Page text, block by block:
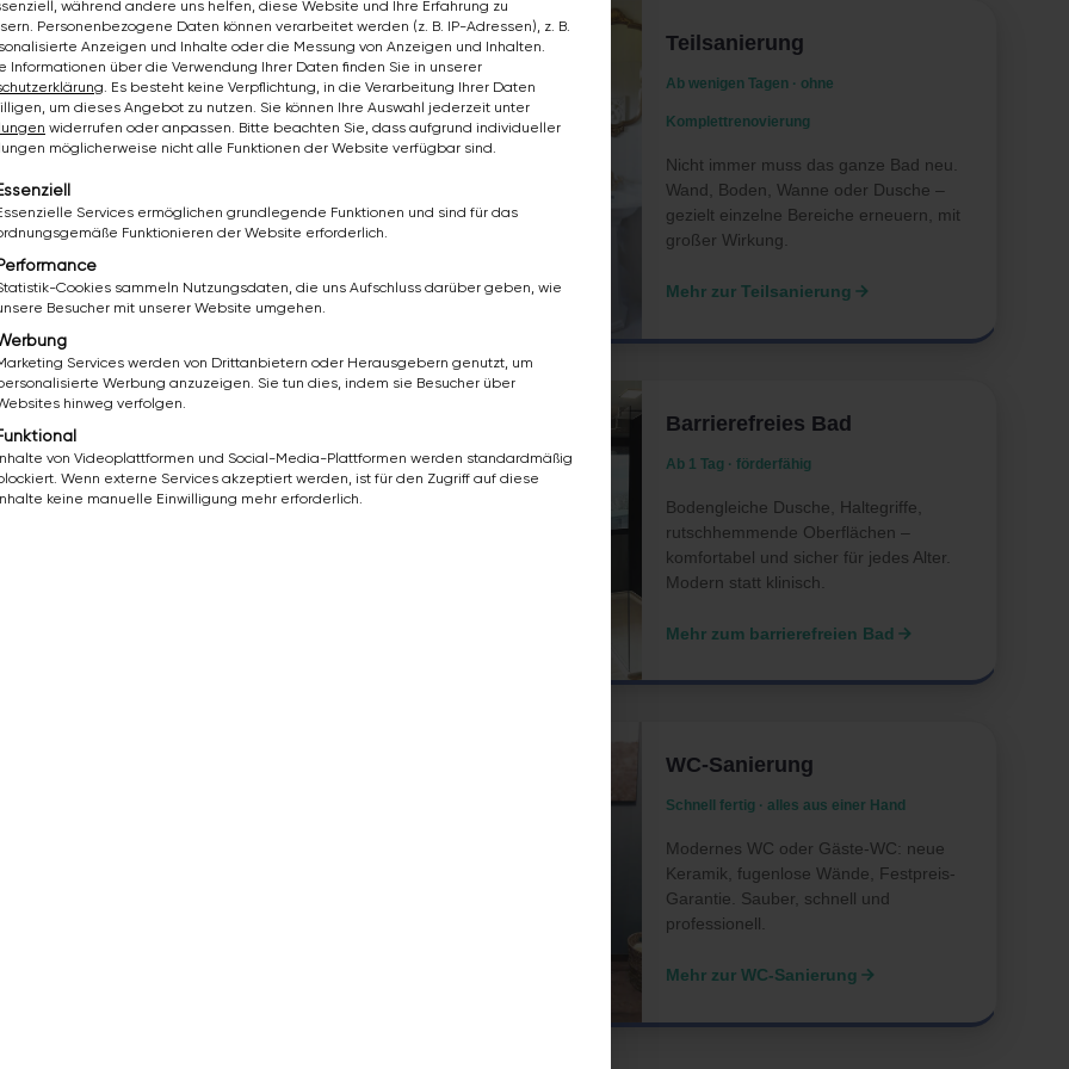
· Festpreis
Bad neu gestalten – von
bis zur Übergabe, alles
Ansprechpartner, ein
Teilsanierung
Ab wenigen Tagen · ohne
Komplettrenovierung
Nicht immer muss das ganze Bad neu.
Wand, Boden, Wanne oder Dusche –
gezielt einzelne Bereiche erneuern, mit
großer Wirkung.
Mehr zur Teilsanierung
Dusche rein
Komplettsanierung
gegen Dusche tauschen –
Einstieg, fugenloser
und zum Festpreis.
Umbau.
Barrierefreies Bad
Ab 1 Tag · förderfähig
Bodengleiche Dusche, Haltegriffe,
rutschhemmende Oberflächen –
komfortabel und sicher für jedes Alter.
Modern statt klinisch.
Mehr zum barrierefreien Bad
· Festpreis
oder altmodisch?
neu beschichten statt
glatt und
wenigen Stunden fertig.
WC-Sanierung
Schnell fertig · alles aus einer Hand
Modernes WC oder Gäste-WC: neue
Keramik, fugenlose Wände, Festpreis-
Garantie. Sauber, schnell und
professionell.
Mehr zur WC-Sanierung
während andere uns helfen, diese Website und Ihre Erfahrung zu
Personenbezogene Daten können verarbeitet werden (z. B. IP-Adressen), z. B.
Anzeigen und Inhalte oder die Messung von Anzeigen und Inhalten.
Informationen über die Verwendung Ihrer Daten finden Sie in unserer
. Es besteht keine Verpflichtung, in die Verarbeitung Ihrer Daten
um dieses Angebot zu nutzen. Sie können Ihre Auswahl jederzeit unter
widerrufen oder anpassen. Bitte beachten Sie, dass aufgrund individueller
möglicherweise nicht alle Funktionen der Website verfügbar sind.
eine Liste der Service-Gruppen, für die eine Einwilligung erteilt werden kann. Die erste Service-Gruppe ist
Services ermöglichen grundlegende Funktionen und sind für das
Funktionieren der Website erforderlich.
Cookies sammeln Nutzungsdaten, die uns Aufschluss darüber geben, wie
Besucher mit unserer Website umgehen.
Services werden von Drittanbietern oder Herausgebern genutzt, um
Werbung anzuzeigen. Sie tun dies, indem sie Besucher über
hinweg verfolgen.
Inhalte von Videoplattformen und Social-Media-Plattformen werden standardmäßig
Wenn externe Services akzeptiert werden, ist für den Zugriff auf diese
Inhalte keine manuelle Einwilligung mehr erforderlich.